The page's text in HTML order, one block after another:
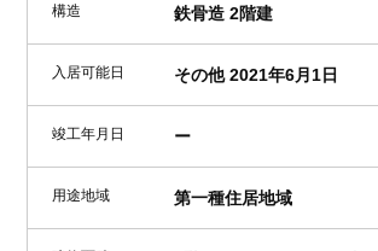
構造 鉄骨造 2階建
入居可能日 その他 2021年6月1日
竣工年月日 ー
用途地域 第一種住居地域